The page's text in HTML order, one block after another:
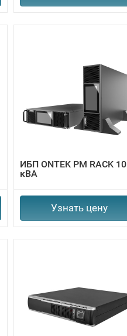
ИБП ONTEK PM RACK 10
кВА
Узнать цену